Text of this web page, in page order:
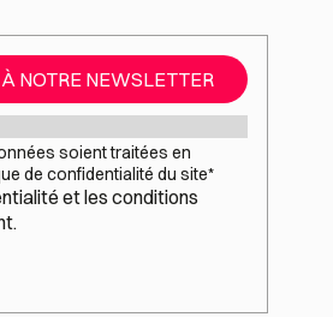
NOTRE NEWSLETTER
soient traitées en
de confidentialité du site*
et les conditions